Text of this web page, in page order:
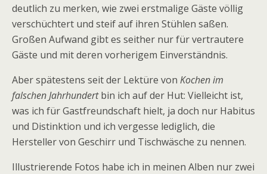
deutlich zu merken, wie zwei erstmalige Gäste völlig
verschüchtert und steif auf ihren Stühlen saßen.
Großen Aufwand gibt es seither nur für vertrautere
Gäste und mit deren vorherigem Einverständnis.
Aber spätestens seit der Lektüre von Kochen im
falschen Jahrhundertbin ich auf der Hut: Vielleicht ist,
was ich für Gastfreundschaft hielt, ja doch nur Habitus
und Distinktion und ich vergesse lediglich, die
Hersteller von Geschirr und Tischwäsche zu nennen.
Illustrierende Fotos habe ich in meinen Alben nur zwei